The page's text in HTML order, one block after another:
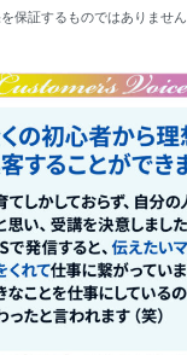
保証するものではありません